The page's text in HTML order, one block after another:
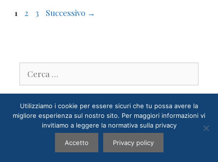
Pagina
1 Pagina
2 Pagina
3 Successivo →
per:
Articoli recenti
Utilizziamo i cookie per essere sicuri che tu possa avere la
migliore esperienza sul nostro sito. Per maggiori informazioni vi
invitiamo a leggere la normativa sulla privacy
Accetto Privacy policy